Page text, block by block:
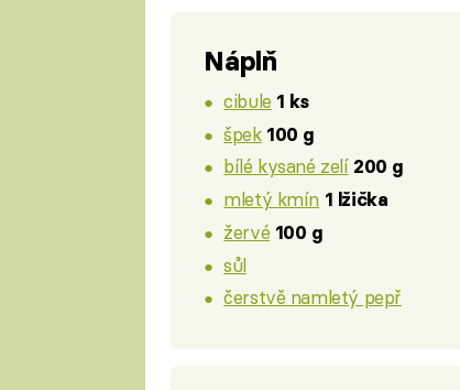
Náplň
cibule 1 ks
špek 100 g
bílé kysané zelí 200 g
mletý kmín 1 lžička
žervé 100 g
sůl
čerstvě namletý pepř